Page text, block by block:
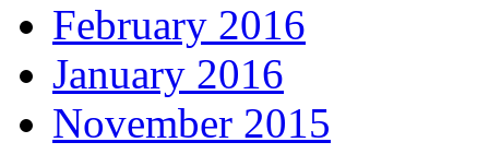
February 2016
January 2016
November 2015